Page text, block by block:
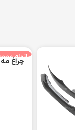
اتمام
چراغ